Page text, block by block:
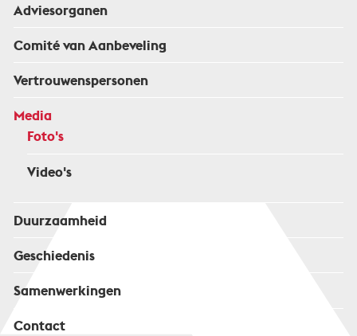
Adviesorganen
Comité van Aanbeveling
Vertrouwenspersonen
Media
Foto's
Video's
Duurzaamheid
Geschiedenis
Samenwerkingen
Contact